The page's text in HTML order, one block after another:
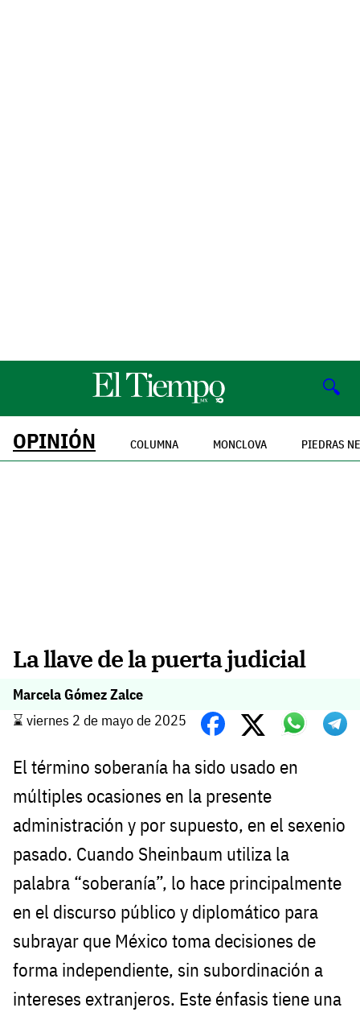
🔍
OPINIÓN COLUMNA MONCLOVA PIEDRAS
La llave de la puerta judicial
Marcela Gómez Zalce
⌛️ viernes 2 de mayo de 2025
El término soberanía ha sido usado en
múltiples ocasiones en la presente
administración y por supuesto, en el sexenio
pasado. Cuando Sheinbaum utiliza la
palabra “soberanía”, lo hace principalmente
en el discurso público y diplomático para
subrayar que México toma decisiones de
forma independiente, sin subordinación a
intereses extranjeros. Este énfasis tiene una